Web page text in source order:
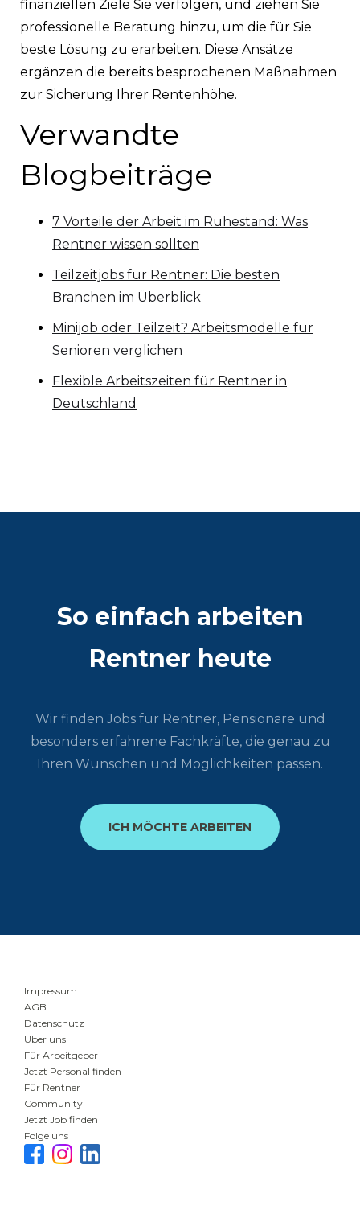
finanziellen Ziele Sie verfolgen, und ziehen Sie
professionelle Beratung hinzu, um die für Sie
beste Lösung zu erarbeiten. Diese Ansätze
ergänzen die bereits besprochenen Maßnahmen
zur Sicherung Ihrer Rentenhöhe.
Verwandte
Blogbeiträge
7 Vorteile der Arbeit im Ruhestand: Was
Rentner wissen sollten
Teilzeitjobs für Rentner: Die besten
Branchen im Überblick
Minijob oder Teilzeit? Arbeitsmodelle für
Senioren verglichen
Flexible Arbeitszeiten für Rentner in
Deutschland
So einfach arbeiten
Rentner heute
Wir finden Jobs für Rentner, Pensionäre und
besonders erfahrene Fachkräfte, die genau zu
Ihren Wünschen und Möglichkeiten passen.
ICH MÖCHTE ARBEITEN
Impressum
AGB
Datenschutz
Über uns
Für Arbeitgeber
Jetzt Personal finden
Für Rentner
Community
Jetzt Job finden
Folge uns